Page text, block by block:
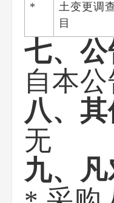
*
土变更调
目
七、
自本
八、
无
九、